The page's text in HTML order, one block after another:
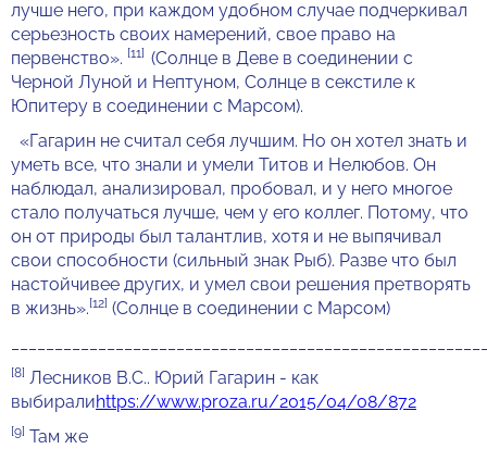
лучше него, при каждом удобном случае подчеркивал
серьезность своих намерений, свое право на
первенство». [11] (Солнце в Деве в соединении с
Черной Луной и Нептуном, Солнце в секстиле к
Юпитеру в соединении с Марсом).
«Гагарин не считал себя лучшим. Но он хотел знать и
уметь все, что знали и умели Титов и Нелюбов. Он
наблюдал, анализировал, пробовал, и у него многое
стало получаться лучше, чем у его коллег. Потому, что
он от природы был талантлив, хотя и не выпячивал
свои способности (сильный знак Рыб). Разве что был
настойчивее других, и умел свои решения претворять
в жизнь».[12] (Солнце в соединении с Марсом)
[8] Лесников В.С.. Юрий Гагарин - как
выбиралиhttps://www.proza.ru/2015/04/08/872
[9] Там же